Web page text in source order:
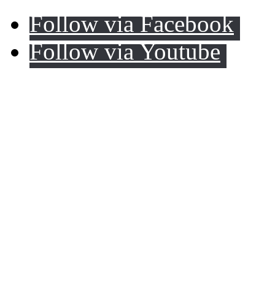
Follow via Facebook
Follow via Youtube